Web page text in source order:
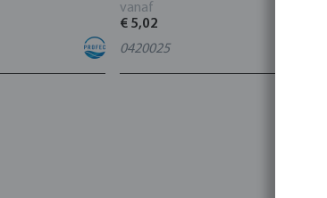
vanaf
€ 5,02
0420025